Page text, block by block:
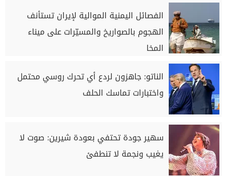
الفصائل اليمنية الموالية لإيران تستأنف
الهجوم بالصواريخ والمسيّرات على ميناء
المخا
الناتو: جاهزون لردع أي تحرك روسي محتمل
واختبارات تماسك الحلف
سهير جودة تحتفي بعودة شيرين: صوت لا
يغيب ونجمة لا تنطفئ